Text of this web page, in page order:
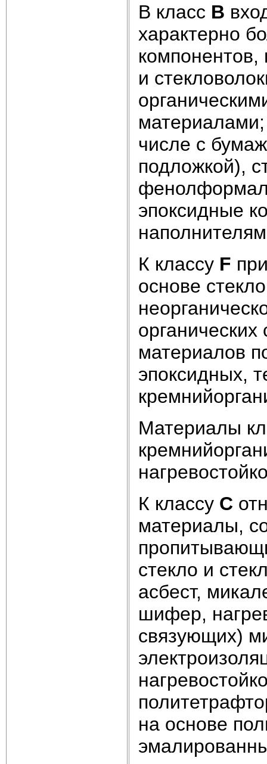
В класс В
характерно
и
числе с
подложкой),
эпоксидные
К классу F
основе
материалов
эпоксидных,
Материалы
К классу С
материалы,
стекло и
асбест,
шифер,
связующих)
на основе